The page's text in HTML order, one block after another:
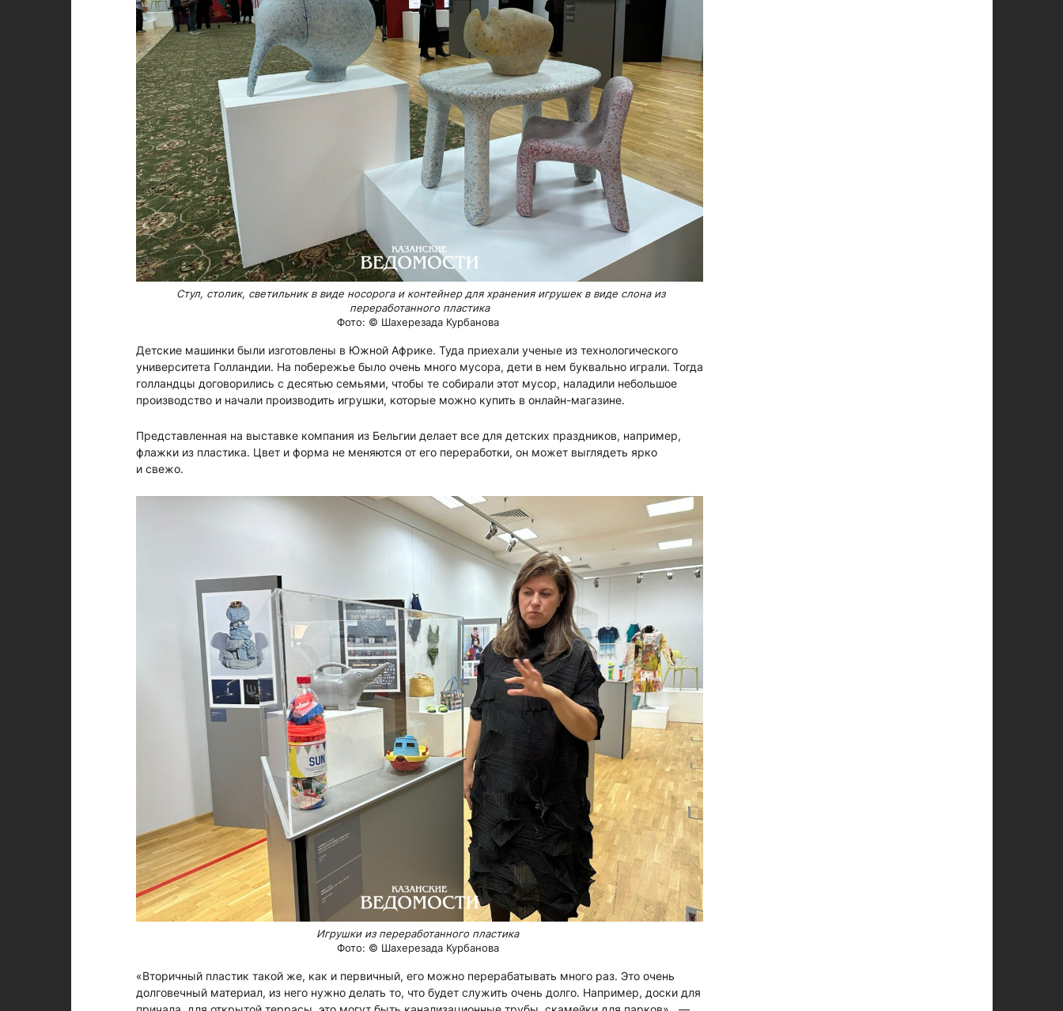
Стул, столик, светильник в виде носорога и контейнер для хранения игрушек в виде слона из
переработанного пластика
Фото: © Шахерезада Курбанова
Детские машинки были изготовлены в Южной Африке. Туда приехали ученые из технологического
университета Голландии. На побережье было очень много мусора, дети в нем буквально играли. Тогда
голландцы договорились с десятью семьями, чтобы те собирали этот мусор, наладили небольшое
производство и начали производить игрушки, которые можно купить в онлайн-магазине.
Представленная на выставке компания из Бельгии делает все для детских праздников, например,
флажки из пластика. Цвет и форма не меняются от его переработки, он может выглядеть ярко
и свежо.
Игрушки из переработанного пластика
Фото: © Шахерезада Курбанова
«Вторичный пластик такой же, как и первичный, его можно перерабатывать много раз. Это очень
долговечный материал, из него нужно делать то, что будет служить очень долго. Например, доски для